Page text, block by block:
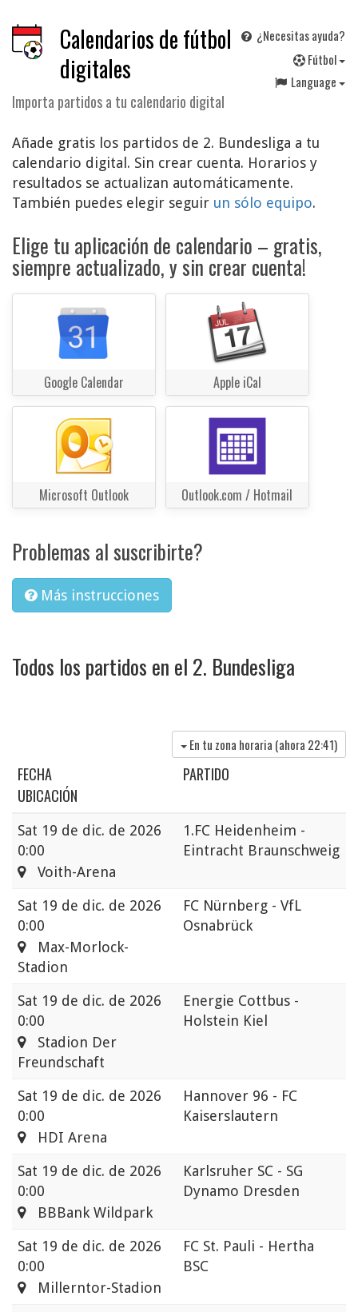
Calendarios de fútbol
digitales
Importa partidos a tu calendario digital
¿Necesitas ayuda?
Fútbol
Language
Añade gratis los partidos de 2. Bundesliga a tu
calendario digital. Sin crear cuenta. Horarios y
resultados se actualizan automáticamente.
También puedes elegir seguir un sólo equipo.
Elige tu aplicación de calendario – gratis,
siempre actualizado, y sin crear cuenta!
Google Calendar Apple iCal
Microsoft Outlook Outlook.com / Hotmail
Problemas al suscribirte?
Más instrucciones
Todos los partidos en el 2. Bundesliga
En tu zona horaria (ahora 22:41)
FECHA
PARTIDO
UBICACIÓN
Sat 19 de dic. de 2026
0:00
1.FC Heidenheim -
Eintracht Braunschweig
Voith-Arena
Sat 19 de dic. de 2026
0:00
FC Nürnberg - VfL
Osnabrück
Max-Morlock-
Stadion
Sat 19 de dic. de 2026
0:00
Energie Cottbus -
Holstein Kiel
Stadion Der
Freundschaft
Sat 19 de dic. de 2026
0:00
Hannover 96 - FC
Kaiserslautern
HDI Arena
Sat 19 de dic. de 2026
0:00
Karlsruher SC - SG
Dynamo Dresden
BBBank Wildpark
Sat 19 de dic. de 2026
0:00
FC St. Pauli - Hertha
BSC
Millerntor-Stadion